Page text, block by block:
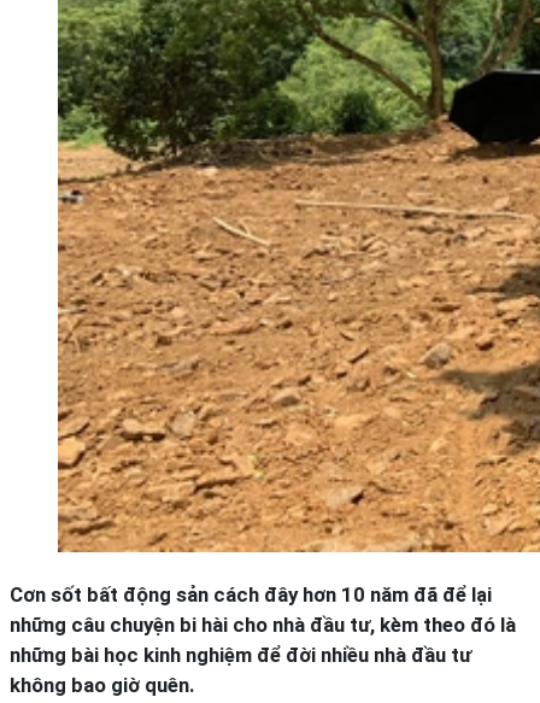
Cơn sốt bất động sản cách đây hơn 10 năm đã để lại
những câu chuyện bi hài cho nhà đầu tư, kèm theo đó là
những bài học kinh nghiệm để đời nhiều nhà đầu tư
không bao giờ quên.